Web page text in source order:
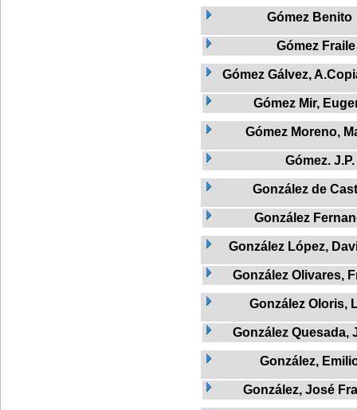
Gómez Benito
Gómez Fraile
Gómez Gálvez,
Gómez Mir,
Gómez Moreno,
Gómez. J.P.
González de
González
González López,
González Olivares,
González Oloris,
González Quesada,
González,
González, José